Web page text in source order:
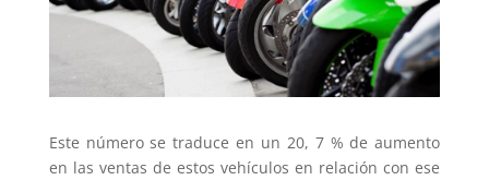
Este número se traduce en un 20, 7 % de aumento
en las ventas de estos vehículos en relación con ese